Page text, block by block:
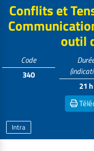
Conflits et
outil
Code
340
21 h
Intra